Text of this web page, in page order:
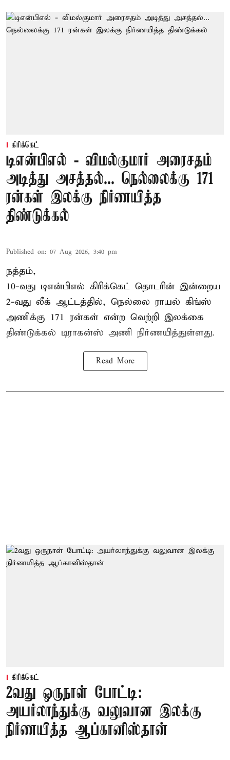
கிரிக்கெட்
டிஎன்பிஎல் - விமல்குமார் அரைசதம்
அடித்து அசத்தல்... நெல்லைக்கு 171
ரன்கள் இலக்கு நிர்ணயித்த
திண்டுக்கல்
Published on: 07 Aug 2026, 3:40 pm
நத்தம்,
10-வது டிஎன்பிஎல் கிரிக்கெட் தொடரின் இன்றைய
2-வது லீக் ஆட்டத்தில், நெல்லை ராயல் கிங்ஸ்
அணிக்கு 171 ரன்கள் என்ற வெற்றி இலக்கை
திண்டுக்கல் டிராகன்ஸ் அணி நிர்ணயித்துள்ளது.
Read More
கிரிக்கெட்
2வது ஒருநாள் போட்டி:
அயர்லாந்துக்கு வலுவான இலக்கு
நிர்ணயித்த ஆப்கானிஸ்தான்